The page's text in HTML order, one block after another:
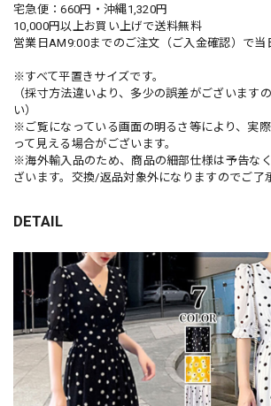
宅急便：660円・沖縄1,320円
10,000円以上お買い上げで送料無料
営業日AM9:00までのご注文（ご入金確認）で当
※すべて平置きサイズです。
（採寸方法違いより、多少の誤差がございます
い）
※ご覧になっている画面の明るさ等により、実
って見える場合がございます。
※海外輸入品のため、商品の細部仕様は予告な
ざいます。交換/返品対象外になりますのでご了
DETAIL